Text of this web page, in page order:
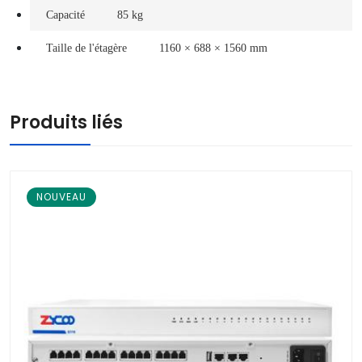
Capacité 85 kg
Taille de l'étagère 1160 × 688 × 1560 mm
Produits liés
NOUVEAU